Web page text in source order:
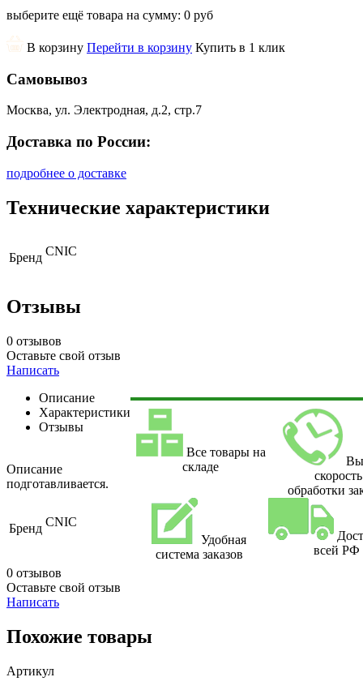
выберите ещё товара на сумму: 0 руб
В корзину Перейти в корзину Купить в 1 клик
Самовывоз
Москва, ул. Электродная, д.2, стр.7
Доставка по России:
подробнее о доставке
Технические характеристики
Бренд CNIC
Отзывы
0 отзывов
Оставьте свой отзыв
Написать
Описание
Характеристики
Отзывы
Описание
подготавливается.
Бренд CNIC
0 отзывов
Оставьте свой отзыв
Написать
Все товары на
складе
скорость
обработки
Удобная
система заказов
всей РФ
Похожие товары
Артикул